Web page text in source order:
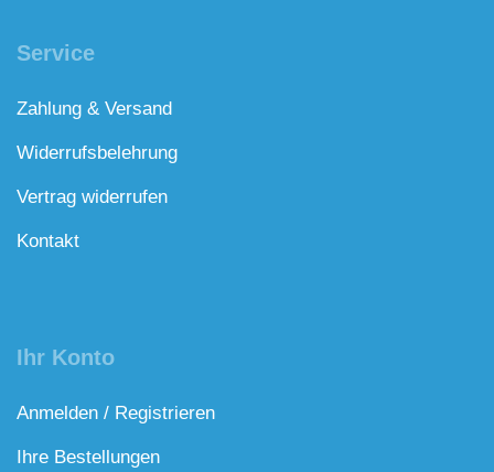
Service
Zahlung & Versand
Widerrufsbelehrung
Vertrag widerrufen
Kontakt
Ihr Konto
Anmelden / Registrieren
Ihre Bestellungen